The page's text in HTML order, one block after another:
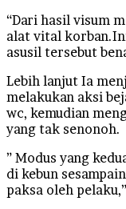
“Dari hasil visum
alat vital
asusil tersebut
Lebih lanjut Ia
melakukan aksi
wc, kemudian
yang tak senonoh.
” Modus yang
di kebun
paksa oleh